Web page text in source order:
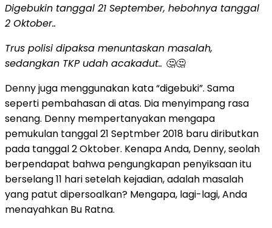
Digebukin tanggal 21 September, hebohnya tanggal
2 Oktober..
Trus polisi dipaksa menuntaskan masalah,
sedangkan TKP udah acakadut.. 🤔🤔
Denny juga menggunakan kata “digebuki”. Sama
seperti pembahasan di atas. Dia menyimpang rasa
senang. Denny mempertanyakan mengapa
pemukulan tanggal 21 Septmber 2018 baru diributkan
pada tanggal 2 Oktober. Kenapa Anda, Denny, seolah
berpendapat bahwa pengungkapan penyiksaan itu
berselang 11 hari setelah kejadian, adalah masalah
yang patut dipersoalkan? Mengapa, lagi-lagi, Anda
menayahkan Bu Ratna.